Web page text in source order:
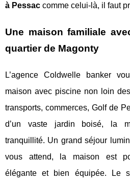
à Pessac comme celui-là, il faut
Une maison familiale
quartier de Magonty
L’agence Coldwelle banker
maison avec piscine non loin
transports, commerces, Golf de
d’un vaste jardin boisé, la
tranquillité. Un grand séjour
vous attend, la maison est
élégante et bien équipée. Le